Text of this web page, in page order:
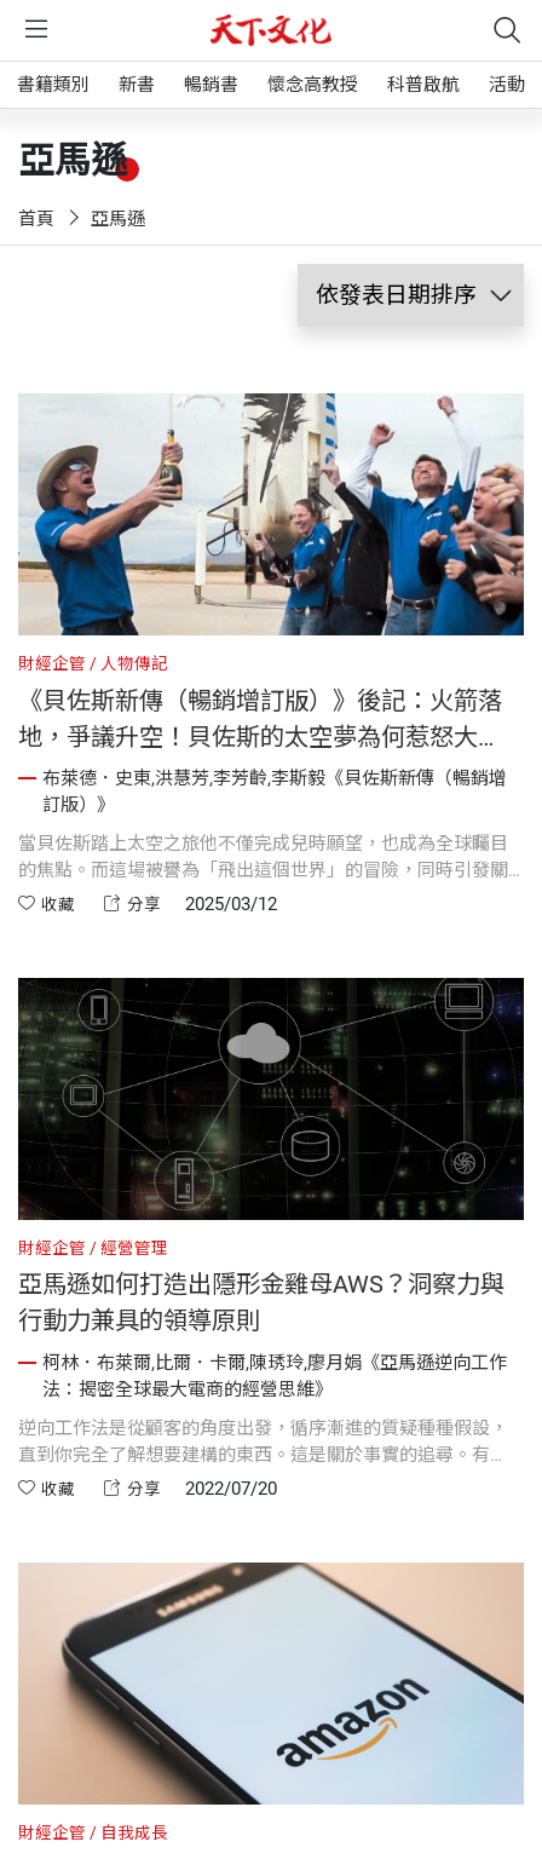
書籍類別 新書 暢銷書 懷念高教授 科普啟航 活動
亞馬遜
首頁 亞馬遜
財經企管 人物傳記
《貝佐斯新傳（暢銷增訂版）》後記：火箭落
地，爭議升空！貝佐斯的太空夢為何惹怒大
眾？布萊德．史東,洪慧芳,李芳齡,李斯毅《貝佐斯新傳（暢銷增
訂版）》
當貝佐斯踏上太空之旅他不僅完成兒時願望，也成為全球矚目
的焦點。而這場被譽為「飛出這個世界」的冒險，同時引發關
於財富、企業責任與社會公平的爭議....
收藏 分享 2025/03/12
財經企管 經營管理
亞馬遜如何打造出隱形金雞母AWS？洞察力與
行動力兼具的領導原則
柯林．布萊爾,比爾．卡爾,陳琇玲,廖月娟《亞馬遜逆向工作
法：揭密全球最大電商的經營思維》
逆向工作法是從顧客的角度出發，循序漸進的質疑種種假設，
直到你完全了解想要建構的東西。這是關於事實的追尋。有
時，逆向工作法能揭露讓人驚訝的真相。
收藏 分享 2022/07/20
財經企管 自我成長